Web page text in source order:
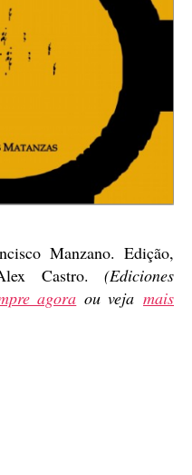
Manzano. Edição,
Castro. (Ediciones
agora ou vejamais